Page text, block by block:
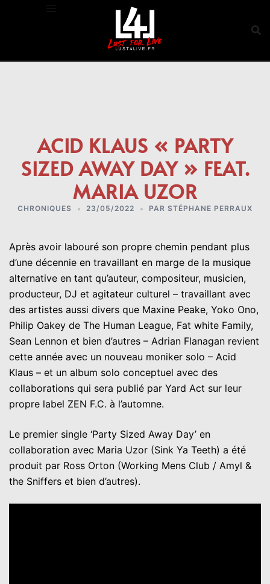
ACID KLAUS « PARTY
SIZED AWAY DAY » FEAT.
MARIA UZOR
CHRONIQUES 23/05/2022 PAR STÉPHANE PERRAUX
Après avoir labouré son propre chemin pendant plus
d’une décennie en travaillant en marge de la musique
alternative en tant qu’auteur, compositeur, musicien,
producteur, DJ et agitateur culturel – travaillant avec
des artistes aussi divers que Maxine Peake, Yoko Ono,
Philip Oakey de The Human League, Fat white Family,
Sean Lennon et bien d’autres – Adrian Flanagan revient
cette année avec un nouveau moniker solo – Acid
Klaus – et un album solo conceptuel avec des
collaborations qui sera publié par Yard Act sur leur
propre label ZEN F.C. à l’automne.
Le premier single ‘Party Sized Away Day’ en
collaboration avec Maria Uzor (Sink Ya Teeth) a été
produit par Ross Orton (Working Mens Club / Amyl &
the Sniffers et bien d’autres).